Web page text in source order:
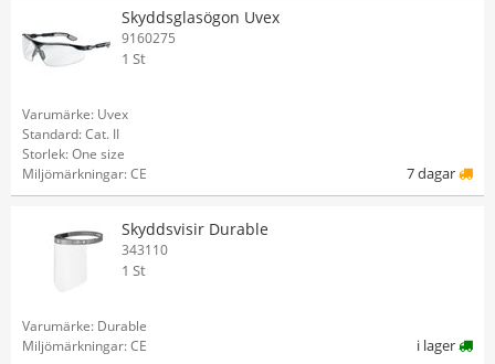
Skyddsglasögon Uvex
9160275
1 St
Varumärke: Uvex
Standard: Cat. II
Storlek: One size
Miljömärkningar: CE
7 dagar
Skyddsvisir Durable
343110
1 St
Varumärke: Durable
Miljömärkningar: CE
i lager